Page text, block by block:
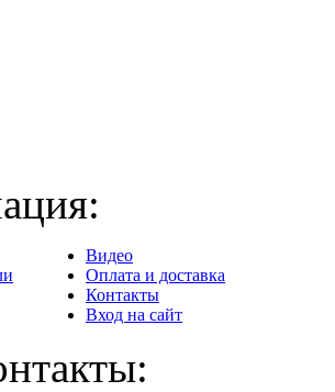
Видео
Оплата и доставка
Контакты
Вход на сайт